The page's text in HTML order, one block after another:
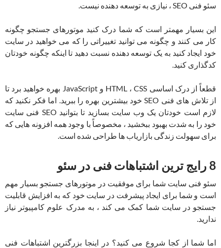
سئو فنی SEO ، نیازی به توسعه دهنده نیست.
این بسیار مهمتر است که شما درک کنید موتورهای جستجو چگونه
کار می کنند و چگونه می توانید تغییراتی را که می خواهید در سایت
خود ایجاد کنید به یک توسعه دهنده نسبت دهید تا اینکه چگونه خودتان
کدگذاری کنید.
قطعاً از درک اساسی HTML ، CSS و JavaScript بهره خواهید برد تا
از تلاش های فنی SEO خود بیشترین بهره را ببرید. اما فکر نکنید که
لازم است خودتان یک وب سایت بسازید تا بتوانید SEO فنی سایت
خود را به شدت بهبود ببخشید ، مخصوصاً با وجود همه افزونه هایی که
برای سهولت زندگی بازاریاب ها طراحی شده است.
8 رایج ترین اشتباهات فنی در سئو
سئو فنی سایت شما برای موفقیت در موتورهای جستجو بسیار مهم
است و شما برای ایجاد پیشرفت در سایت خود که به افزایش قابلیت
جستجو در سایت شما کمک می کند ، به مدرک علوم کامپیوتر نیاز
ندارید.
اما شما از کجا شروع می کنید؟ در اینجا بزرگترین اشتباهات فنی